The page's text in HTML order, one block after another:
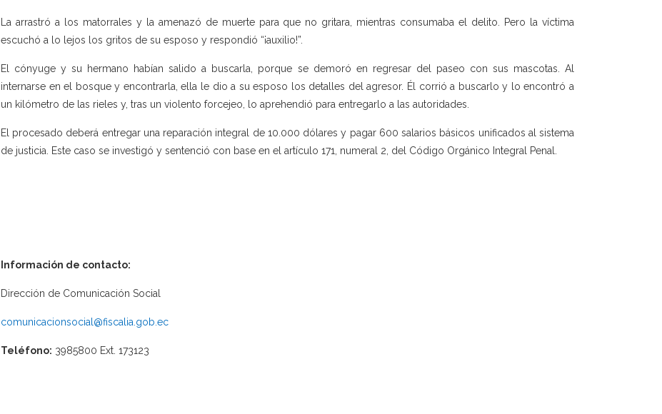
La arrastró a los matorrales y la amenazó de muerte para que no gritara, mientras consumaba el delito. Pero la víctima
escuchó a lo lejos los gritos de su esposo y respondió “¡auxilio!”.
El cónyuge y su hermano habían salido a buscarla, porque se demoró en regresar del paseo con sus mascotas. Al
internarse en el bosque y encontrarla, ella le dio a su esposo los detalles del agresor. Él corrió a buscarlo y lo encontró a
un kilómetro de las rieles y, tras un violento forcejeo, lo aprehendió para entregarlo a las autoridades.
El procesado deberá entregar una reparación integral de 10.000 dólares y pagar 600 salarios básicos unificados al sistema
de justicia. Este caso se investigó y sentenció con base en el artículo 171, numeral 2, del Código Orgánico Integral Penal.
Información de contacto:
Dirección de Comunicación Social
comunicacionsocial@fiscalia.gob.ec
Teléfono: 3985800 Ext. 173123